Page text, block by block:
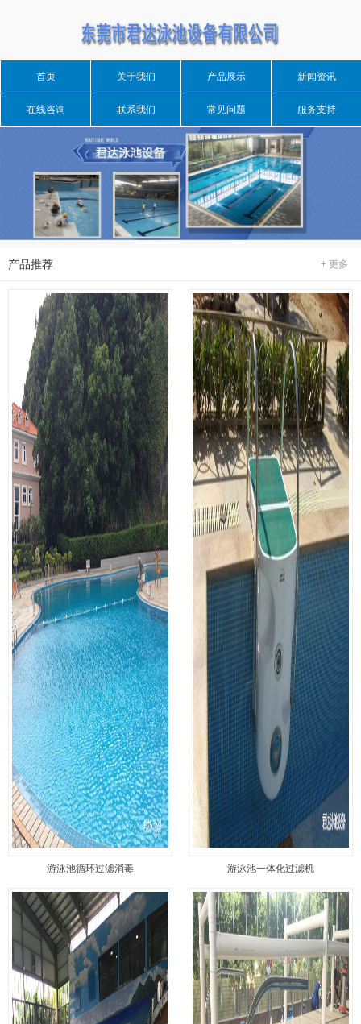
首页 关于我们 产品展示 新闻资讯
在线咨询 联系我们 常见问题 服务支持
产品推荐 + 更多
游泳池循环过滤消毒 游泳池一体化过滤机